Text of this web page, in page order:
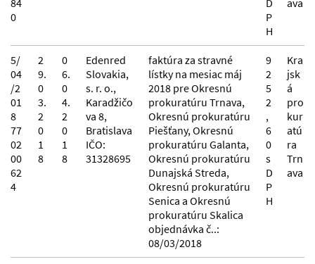
84
0
D
P
H
ava
5/
04
/2
01
8
77
02
00
62
4
2
9.
0
3.
2
0
1
8
0
6.
0
4.
2
0
1
8
Edenred
Slovakia,
s. r. o.,
Karadžičo
va 8,
Bratislava
IČO:
31328695
faktúra za stravné
lístky na mesiac máj
2018 pre Okresnú
prokuratúru Trnava,
Okresnú prokuratúru
Piešťany, Okresnú
prokuratúru Galanta,
Okresnú prokuratúru
Dunajská Streda,
Okresnú prokuratúru
Senica a Okresnú
prokuratúru Skalica
objednávka č..:
08/03/2018
9
2
5
2
,
6
0
s
D
P
H
Kra
jsk
á
pro
kur
atú
ra
Trn
ava